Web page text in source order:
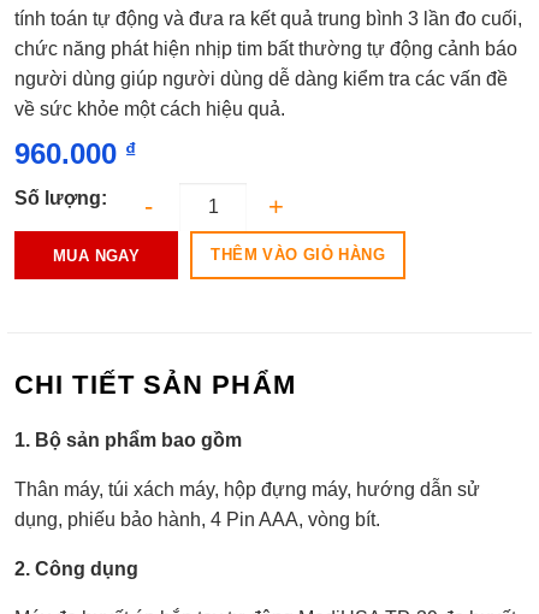
tính toán tự động và đưa ra kết quả trung bình 3 lần đo cuối,
chức năng phát hiện nhịp tim bất thường tự động cảnh báo
người dùng giúp người dùng dễ dàng kiểm tra các vấn đề
về sức khỏe một cách hiệu quả.
960.000 ₫
Số lượng:
MUA NGAY THÊM VÀO GIỎ HÀNG
CHI TIẾT SẢN PHẨM
1. Bộ sản phẩm bao gồm
Thân máy, túi xách máy, hộp đựng máy, hướng dẫn sử
dụng, phiếu bảo hành, 4 Pin AAA, vòng bít.
2. Công dụng